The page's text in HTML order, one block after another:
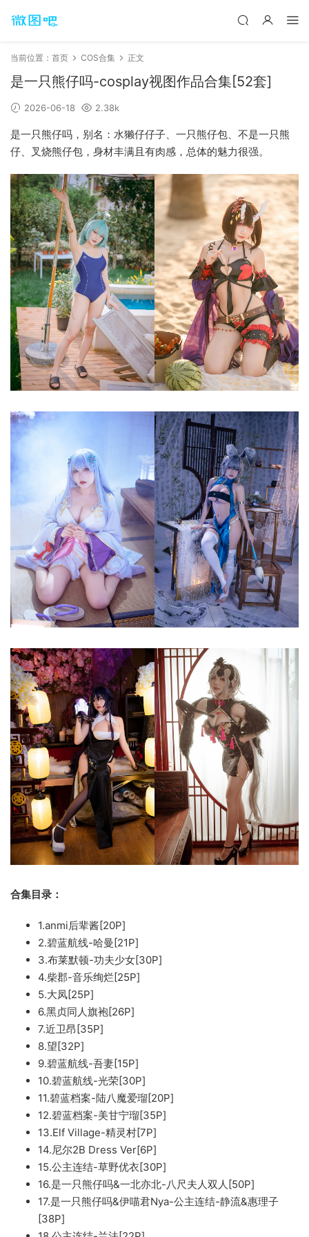
当前位置： 首页 COS合集 正文
是一只熊仔吗-cosplay视图作品合集[52套]
2026-06-18 2.38k
是一只熊仔吗，别名：水獭仔仔子、一只熊仔包、不是一只熊
仔、叉烧熊仔包，身材丰满且有肉感，总体的魅力很强。
合集目录：
1.anmi后辈酱[20P]
2.碧蓝航线-哈曼[21P]
3.布莱默顿-功夫少女[30P]
4.柴郡-音乐绚烂[25P]
5.大凤[25P]
6.黑贞同人旗袍[26P]
7.近卫昂[35P]
8.望[32P]
9.碧蓝航线-吾妻[15P]
10.碧蓝航线-光荣[30P]
11.碧蓝档案-陆八魔爱瑠[20P]
12.碧蓝档案-美甘宁瑠[35P]
13.Elf Village-精灵村[7P]
14.尼尔2B Dress Ver[6P]
15.公主连结-草野优衣[30P]
16.是一只熊仔吗&一北亦北-八尺夫人双人[50P]
17.是一只熊仔吗&伊喵君Nya-公主连结-静流&惠理子
[38P]